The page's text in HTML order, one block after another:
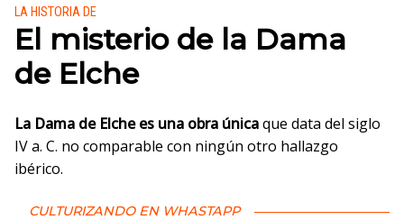
Publicado en:
LA HISTORIA DE
El misterio de la Dama
de Elche
La Dama de Elche es una obra únicaque data del siglo
IV a. C. no comparable con ningún otro hallazgo
ibérico.
CULTURIZANDO EN WHASTAPP